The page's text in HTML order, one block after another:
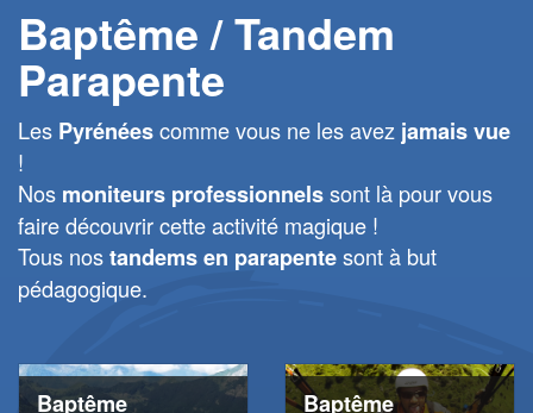
Baptême / Tandem
Parapente
Les Pyrénéescomme vous ne les avez jamais vue
!
Nos moniteurs professionnelssont là pour vous
faire découvrir cette activité magique !
Tous nostandems en parapentesont à but
pédagogique.
Baptême
Baptême